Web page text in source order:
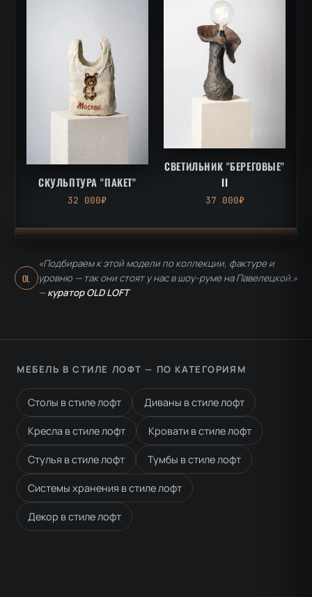
СКУЛЬПТУРА "ПАКЕТ"
32 000₽
СВЕТИЛЬНИК "БЕРЕГОВЫЕ"
II
37 000₽
OL
«Подбираем к этой модели по коллекции, фактуре и
уровню — так они стоят у нас в шоу-руме на Павелецкой.»
—куратор OLD LOFT
МЕБЕЛЬ В СТИЛЕ ЛОФТ — ПО КАТЕГОРИЯМ
Столы в стиле лофт Диваны в стиле лофт
Кресла в стиле лофт Кровати в стиле лофт
Стулья в стиле лофт Тумбы в стиле лофт
Системы хранения в стиле лофт
Декор в стиле лофт